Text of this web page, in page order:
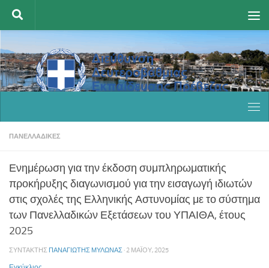
Skip to content
ΠΑΝΕΛΛΑΔΙΚΈΣ
Ενημέρωση για την έκδοση συμπληρωματικής
προκήρυξης διαγωνισμού για την εισαγωγή ιδιωτών
στις σχολές της Ελληνικής Αστυνομίας με το σύστημα
των Πανελλαδικών Εξετάσεων του ΥΠΑΙΘΑ, έτους
2025
ΣΥΝΤΆΚΤΗΣ ΠΑΝΑΓΙΏΤΗΣ ΜΥΛΩΝΆΣ · 2 ΜΑΪ́ΟΥ, 2025